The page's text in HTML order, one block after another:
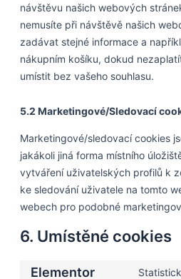
návštěvu našich webových
nemusíte při návštěvě našich
zadávat stejné informace a
nákupním košíku, dokud
umístit bez vašeho souhlasu.
5.2 Marketingové/Sledovací
Marketingové/sledovací cookies
jakákoli jiná forma místního
vytváření uživatelských profilů k
ke sledování uživatele na tomto
webech pro podobné
6. Umístěné cookies
Elementor